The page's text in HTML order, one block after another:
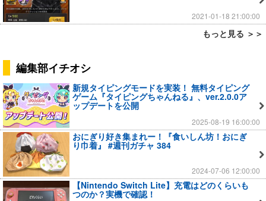
2021-01-18 21:00:00
もっと見る ＞＞
編集部イチオシ
新規タイピングモードを実装！ 無料タイピング
ゲーム『タイピングちゃんねる』、ver.2.0.0ア
ップデートを公開
2025-08-19 16:00:00
おにぎり好き集まれー！『食いしん坊！おにぎ
り巾着』 #週刊ガチャ 384
2024-07-06 12:00:00
【Nintendo Switch Lite】充電はどのくらいも
つのか？実機で確認！